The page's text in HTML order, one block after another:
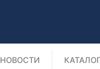
НОВОСТИ